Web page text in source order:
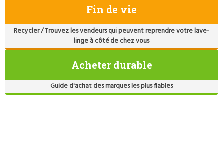
Fin de vie
Recycler / Trouvez les vendeurs qui peuvent reprendre votre lave-
linge à côté de chez vous
Acheter durable
Guide d'achat des marques les plus fiables